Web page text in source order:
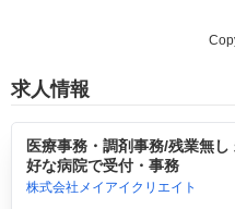
求人情報
医療事務・調剤事務/残業無
好な病院で受付・事務
株式会社メイアイクリエイト